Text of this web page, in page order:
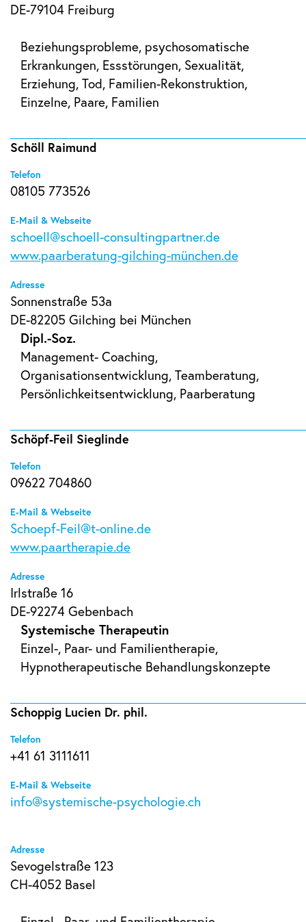
DE-79104 Freiburg
Beziehungsprobleme, psychosomatische
Erkrankungen, Essstörungen, Sexualität,
Erziehung, Tod, Familien-Rekonstruktion,
Einzelne, Paare, Familien
Schöll Raimund
Telefon
08105 773526
E-Mail & Webseite
schoell@schoell-consultingpartner.de
www.paarberatung-gilching-münchen.de
Adresse
Sonnenstraße 53a
DE-82205 Gilching bei München
Dipl.-Soz.
Management- Coaching,
Organisationsentwicklung, Teamberatung,
Persönlichkeitsentwicklung, Paarberatung
Schöpf-Feil Sieglinde
Telefon
09622 704860
E-Mail & Webseite
Schoepf-Feil@t-online.de
www.paartherapie.de
Adresse
Irlstraße 16
DE-92274 Gebenbach
Systemische Therapeutin
Einzel-, Paar- und Familientherapie,
Hypnotherapeutische Behandlungskonzepte
Schoppig Lucien Dr. phil.
Telefon
+41 61 3111611
E-Mail & Webseite
info@systemische-psychologie.ch
Adresse
Sevogelstraße 123
CH-4052 Basel